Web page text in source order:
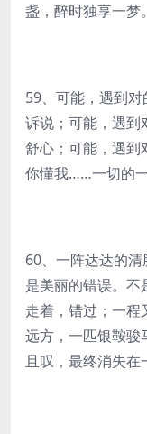
盏，醉时独享一梦。
59、可能，遇到
诉说；可能，遇到
舒心；可能，遇到
你懂我……一切的
60、一阵达达的
是美丽的错误。不
走着，错过；一
远方，一匹银鞍骏
且叹，最终消失在